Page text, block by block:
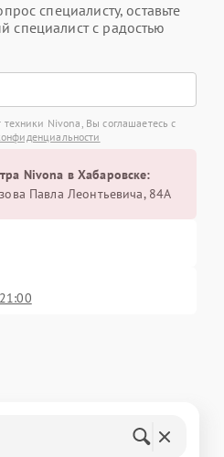
специалисту, оставьте
специалист с радостью
Nivona, Вы соглашаетесь с
Nivona в Хабаровске:
Павла Леонтьевича, 84А